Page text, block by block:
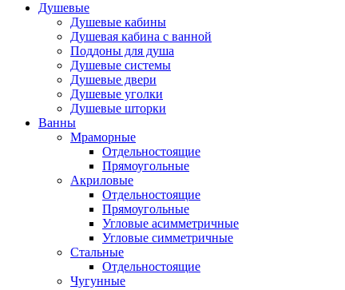
Душевые
Душевые кабины
Душевая кабина с ванной
Поддоны для душа
Душевые системы
Душевые двери
Душевые уголки
Душевые шторки
Ванны
Мраморные
Отдельностоящие
Прямоугольные
Акриловые
Отдельностоящие
Прямоугольные
Угловые асимметричные
Угловые симметричные
Стальные
Отдельностоящие
Чугунные